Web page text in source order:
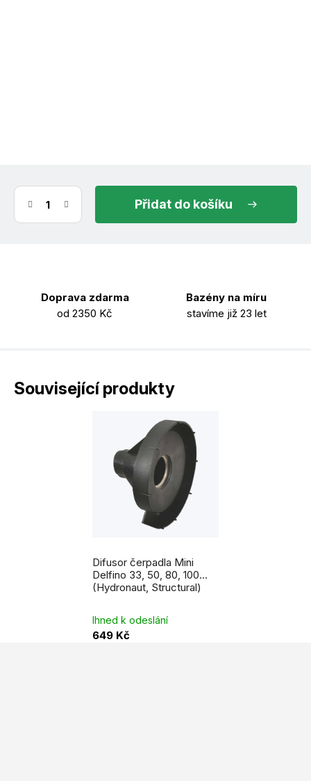
do košíku
Doprava zdarma
od 2350 Kč
Bazény na míru
stavíme již 23 let
Související produkty
Difusor čerpadla Mini
Delfino 33, 50, 80, 100
(Hydronaut, Structural)
Ihned k odeslání
649 Kč